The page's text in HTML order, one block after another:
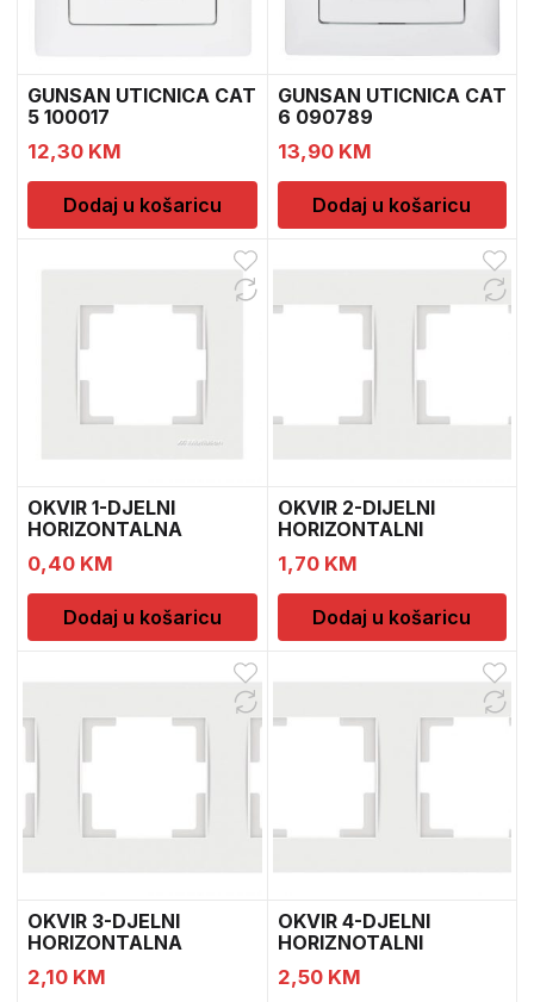
GUNSAN UTICNICA CAT
5 100017
12,30 KM
Dodaj u košaricu
GUNSAN UTICNICA CAT
6 090789
13,90 KM
Dodaj u košaricu
OKVIR 1-DJELNI
HORIZONTALNA
MULTUSAN
0,40 KM
Dodaj u košaricu
OKVIR 2-DIJELNI
HORIZONTALNI
MULTUSAN
1,70 KM
Dodaj u košaricu
OKVIR 3-DJELNI
HORIZONTALNA
2,10 KM
OKVIR 4-DJELNI
HORIZNOTALNI
2,50 KM